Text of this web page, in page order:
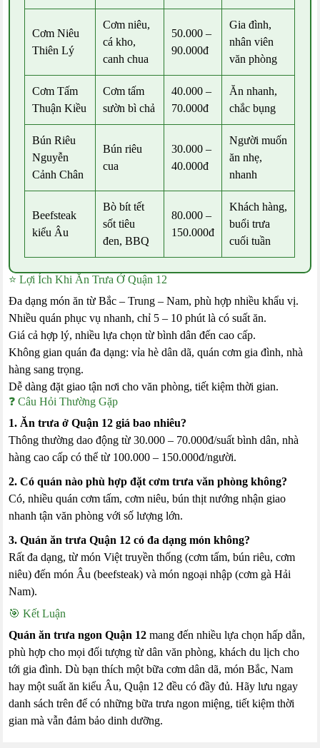
Cơm Niêu
Thiên Lý
Cơm niêu,
cá kho,
canh chua
50.000 –
90.000đ
Gia đình,
nhân viên
văn phòng
Cơm Tấm
Thuận Kiều
Cơm tấm
sườn bì chả
40.000 –
70.000đ
Ăn nhanh,
chắc bụng
Bún Riêu
Nguyễn
Cảnh Chân
Bún riêu
cua
30.000 –
40.000đ
Người muốn
ăn nhẹ,
nhanh
Beefsteak
kiểu Âu
Bò bít tết
sốt tiêu
đen, BBQ
80.000 –
150.000đ
Khách hàng,
buổi trưa
cuối tuần
⭐ Lợi Ích Khi Ăn Trưa Ở Quận 12
Đa dạng món ăn từ Bắc – Trung – Nam, phù hợp nhiều khẩu vị.
Nhiều quán phục vụ nhanh, chỉ 5 – 10 phút là có suất ăn.
Giá cả hợp lý, nhiều lựa chọn từ bình dân đến cao cấp.
Không gian quán đa dạng: vỉa hè dân dã, quán cơm gia đình, nhà
hàng sang trọng.
Dễ dàng đặt giao tận nơi cho văn phòng, tiết kiệm thời gian.
❓ Câu Hỏi Thường Gặp
1. Ăn trưa ở Quận 12 giá bao nhiêu?
Thông thường dao động từ 30.000 – 70.000đ/suất bình dân, nhà
hàng cao cấp có thể từ 100.000 – 150.000đ/người.
2. Có quán nào phù hợp đặt cơm trưa văn phòng không?
Có, nhiều quán cơm tấm, cơm niêu, bún thịt nướng nhận giao
nhanh tận văn phòng với số lượng lớn.
3. Quán ăn trưa Quận 12 có đa dạng món không?
Rất đa dạng, từ món Việt truyền thống (cơm tấm, bún riêu, cơm
niêu) đến món Âu (beefsteak) và món ngoại nhập (cơm gà Hải
Nam).
🎯 Kết Luận
Quán ăn trưa ngon Quận 12 mang đến nhiều lựa chọn hấp dẫn,
phù hợp cho mọi đối tượng từ dân văn phòng, khách du lịch cho
tới gia đình. Dù bạn thích một bữa cơm dân dã, món Bắc, Nam
hay một suất ăn kiểu Âu, Quận 12 đều có đầy đủ. Hãy lưu ngay
danh sách trên để có những bữa trưa ngon miệng, tiết kiệm thời
gian mà vẫn đảm bảo dinh dưỡng.